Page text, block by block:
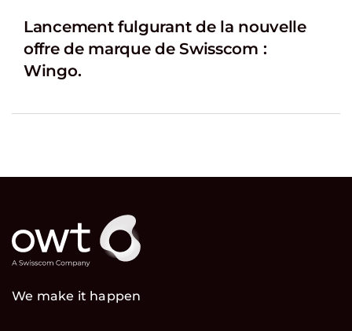
Lancement fulgurant de la nouvelle
offre de marque de Swisscom :
Wingo.
We make it happen